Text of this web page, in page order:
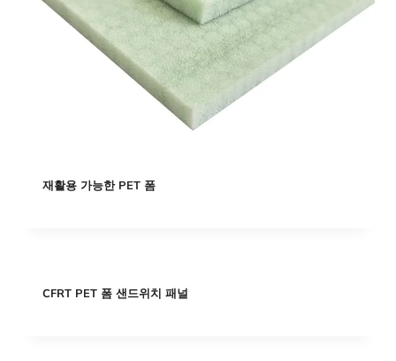
재활용 가능한 PET 폼
CFRT PET 폼 샌드위치 패널